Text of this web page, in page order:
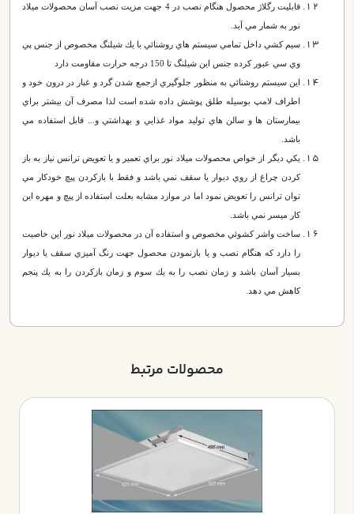
قابليت رگلاژ محصول هنگام نصب در 4 جهت مزيت نصب آسان محصولات ميلاد
نور به شمار مي آيد.
سيم كشي داخل تمامي سيستم هاي روشنائي با يك شيلنگ مخصوص از جنس پي
وي سي عبور كرده جنس اين شيلنگ تا 150 درجه حرارت مقاومت دارد
اين سيستم روشنائي به منظور جلوگيري ازجمع شدن گرد و غبار در درون خود و
اطراف لامپ بوسيله طلق پوشش داده شده است لذا مصرف آن بيشتر براي
بيمارستان ها و سالن هاي توليد مواد غذايي و بهداشتي و... قابل استفاده مي
باشد.
يكي ديگر از خواص محصولات ميلاد نور براي تعمير و يا تعويض ترانس نياز به باز
كردن چراغ از روي ديوار يا سقف نمي باشد و فقط با بازكردن پيچ خودكار مي
توان ترانس را تعويض نمود اما در موارد مشابه بعلت استفاده از پيچ و مهره اين
كار ميسر نمي باشد.
ساخت واشر كشوئي مخصوص و استفاده آن در محصولات ميلاد نور اين خاصيت
را دارد كه هنگام نصب و يا بازنمودن محصول جهت رنگ آميزي سقف يا ديوار
بسيار آسان باشد و زمان نصب را به يك سوم و زمان بازكردن را به يك پنجم
كاهش مي دهد.
محصولات مرتبط